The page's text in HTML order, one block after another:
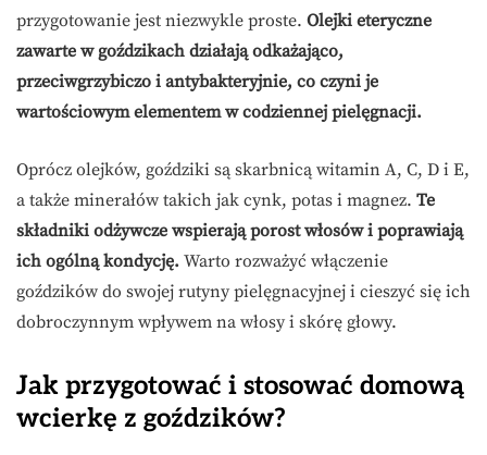
przygotowanie jest niezwykle proste. Olejki eteryczne
zawarte w goździkach działają odkażająco,
przeciwgrzybiczo i antybakteryjnie, co czyni je
wartościowym elementem w codziennej pielęgnacji.
Oprócz olejków, goździki są skarbnicą witamin A, C, D i E,
a także minerałów takich jak cynk, potas i magnez. Te
składniki odżywcze wspierają porost włosów i poprawiają
ich ogólną kondycję. Warto rozważyć włączenie
goździków do swojej rutyny pielęgnacyjnej i cieszyć się ich
dobroczynnym wpływem na włosy i skórę głowy.
Jak przygotować i stosować domową
wcierkę z goździków?